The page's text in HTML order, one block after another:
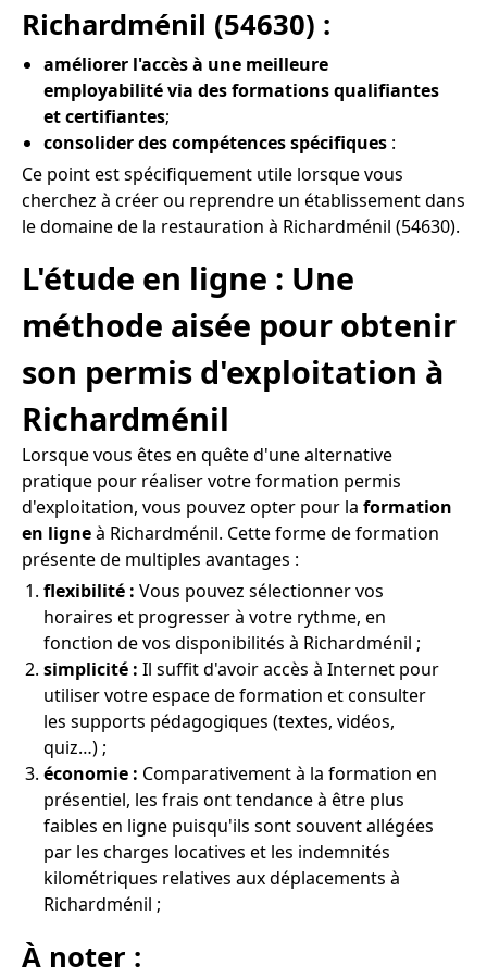
Richardménil (54630) :
améliorer l'accès à une meilleure
employabilité via des formations qualifiantes
et certifiantes;
consolider des compétences spécifiques :
Ce point est spécifiquement utile lorsque vous
cherchez à créer ou reprendre un établissement dans
le domaine de la restauration à Richardménil (54630).
L'étude en ligne : Une
méthode aisée pour obtenir
son permis d'exploitation à
Richardménil
Lorsque vous êtes en quête d'une alternative
pratique pour réaliser votre formation permis
d'exploitation, vous pouvez opter pour la formation
en ligneà Richardménil. Cette forme de formation
présente de multiples avantages :
flexibilité : Vous pouvez sélectionner vos
horaires et progresser à votre rythme, en
fonction de vos disponibilités à Richardménil ;
simplicité : Il suffit d'avoir accès à Internet pour
utiliser votre espace de formation et consulter
les supports pédagogiques (textes, vidéos,
quiz…) ;
économie : Comparativement à la formation en
présentiel, les frais ont tendance à être plus
faibles en ligne puisqu'ils sont souvent allégées
par les charges locatives et les indemnités
kilométriques relatives aux déplacements à
Richardménil ;
À noter :